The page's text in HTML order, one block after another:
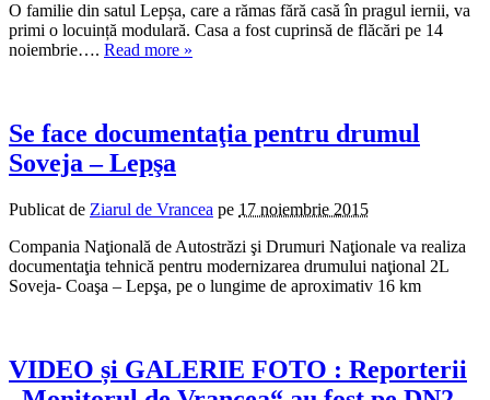
O familie din satul Lepșa, care a rămas fără casă în pragul iernii, va
primi o locuință modulară. Casa a fost cuprinsă de flăcări pe 14
noiembrie…. Read more »
Se face documentaţia pentru drumul
Soveja – Lepşa
Publicat de Ziarul de Vrancea pe 17 noiembrie 2015
Compania Naţională de Autostrăzi şi Drumuri Naţionale va realiza
documentaţia tehnică pentru modernizarea drumului naţional 2L
Soveja- Coaşa – Lepşa, pe o lungime de aproximativ 16 km
VIDEO și GALERIE FOTO : Reporterii